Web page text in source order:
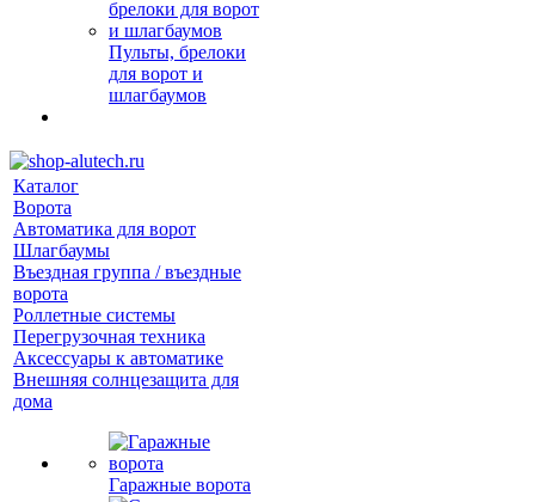
Пульты, брелоки
для ворот и
шлагбаумов
Каталог
Ворота
Автоматика для ворот
Шлагбаумы
Въездная группа / въездные
ворота
Роллетные системы
Перегрузочная техника
Аксессуары к автоматике
Внешняя солнцезащита для
дома
Гаражные ворота